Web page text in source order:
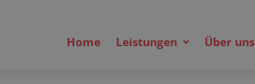
Home Leistungen Über uns